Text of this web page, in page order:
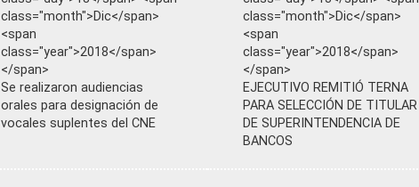
class="month">Dic</span>
<span
class="year">2018</span>
</span>
Se realizaron audiencias
orales para designación de
vocales suplentes del CNE
class="month">Dic</span>
<span
class="year">2018</span>
</span>
EJECUTIVO REMITIÓ TERNA
PARA SELECCIÓN DE TITULAR
DE SUPERINTENDENCIA DE
BANCOS